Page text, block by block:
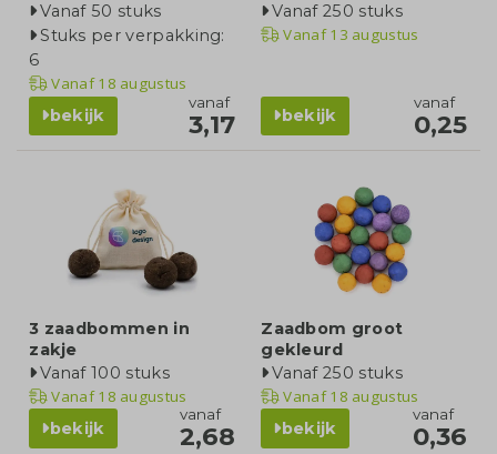
Vanaf 50 stuks
Stuks per verpakking:
6
Vanaf18 augustus
bekijk
vanaf
3,17
Vanaf 250 stuks
Vanaf13 augustus
bekijk
vanaf
0,25
3 zaadbommen in
zakje
Vanaf 100 stuks
Vanaf18 augustus
bekijk
vanaf
2,68
Zaadbom groot
gekleurd
Vanaf 250 stuks
Vanaf18 augustus
bekijk
vanaf
0,36